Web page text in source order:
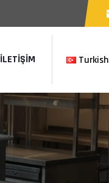
İLETIŞIM Turkish